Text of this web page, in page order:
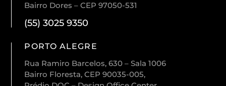
Bairro Dores – CEP 97050-531
(55) 3025 9350
PORTO ALEGRE
Rua Ramiro Barcelos, 630 – Sala 1006
Bairro Floresta, CEP 90035-005,